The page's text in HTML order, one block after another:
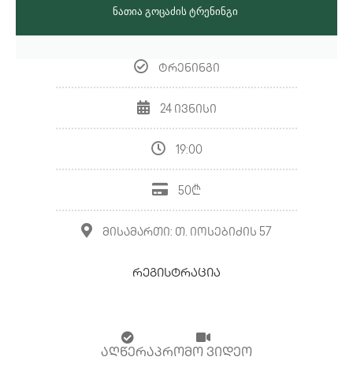
ნათია გოცაძის ტრენინგი ​
ტრენინგი
24 ივნისი
19:00
50₾
მისამართი: თ. იოსებიძის 57
რეგისტრაცია
ᲐᲦᲬᲔᲠᲐᲞᲠᲝᲛᲝ ᲕᲘᲓᲔᲝ